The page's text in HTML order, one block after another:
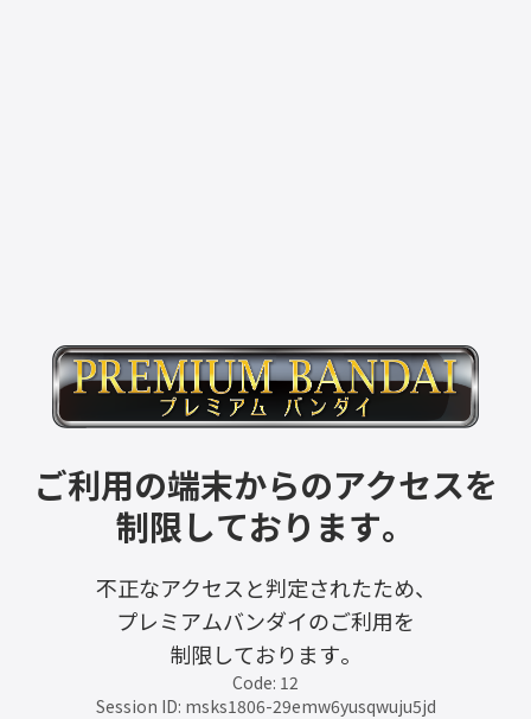
ご利用の端末からのアクセスを
制限しております。
不正なアクセスと判定されたため、
プレミアムバンダイのご利用を
制限しております。
Code: 12
Session ID: msks1806-29emw6yusqwuju5jd